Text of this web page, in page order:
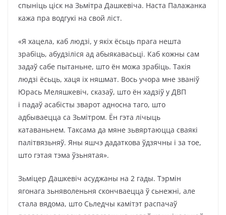
спыніць ціск на Зьмітра Дашкевіча. Наста Палажанка
кажа пра водгукі на свой ліст.
«Я хацела, каб людзі, у якіх ёсьць прага нешта
зрабіць, абудзіліся ад абыякавасьці. Каб кожны сам
задаў сабе пытаньне, што ён можа зрабіць. Такія
людзі ёсьць, хаця іх няшмат. Вось учора мне званіў
Юрась Меляшкевіч, сказаў, што ён хадзіў у ДВП
і падаў асабісты зварот адносна таго, што
адбываецца са Зьмітром. Ён гэта лічыць
катаваньнем. Таксама да мяне зьвяртаюцца сваякі
палітвязьняў. Яны яшчэ дадаткова ўдзячны і за тое,
што гэтая тэма ўзьнятая».
Зьміцер Дашкевіч асуджаны на 2 гады. Тэрмін
ягонага зьняволеньня cкончваецца ў сьнежні, але
стала вядома, што Сьледчы камітэт распачаў